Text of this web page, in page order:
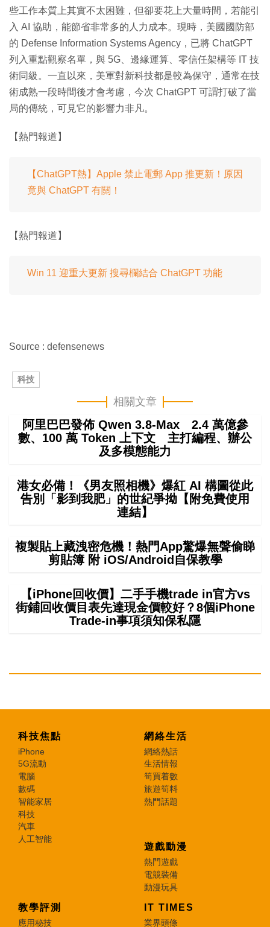
些工作本質上其實不太困難，但卻要花上大量時間，若能引
入 AI 協助，能節省非常多的人力成本。現時，美國國防部
的 Defense Information Systems Agency，已將 ChatGPT
列入重點觀察名單，與 5G、邊緣運算、零信任架構等 IT 技
術同級。一直以來，美軍對新科技都是較為保守，通常在技
術成熟一段時間後才會考慮，今次 ChatGPT 可謂打破了當
局的傳統，可見它的影響力非凡。
【熱門報道】
【ChatGPT熱】Apple 禁止電郵 App 推更新！原因
竟與 ChatGPT 有關！
【熱門報道】
Win 11 迎重大更新 搜尋欄結合 ChatGPT 功能
Source : defensenews
科技
相關文章
阿里巴巴發佈 Qwen 3.8-Max 2.4 萬億參
數、100 萬 Token 上下文 主打編程、辦公
及多模態能力
港女必備！《男友照相機》爆紅 AI 構圖從此
告別「影到我肥」的世紀爭拗【附免費使用
連結】
複製貼上藏洩密危機！熱門App驚爆無聲偷睇
剪貼簿 附 iOS/Android自保教學
【iPhone回收價】二手手機trade in官方vs
街鋪回收價目表先達現金價較好？8個iPhone
Trade-in事項須知保私隱
科技焦點
iPhone
5G流動
電腦
數碼
智能家居
科技
汽車
人工智能
網絡生活
網絡熱話
生活情報
筍買着數
旅遊筍料
熱門話題
遊戲動漫
熱門遊戲
電競裝備
動漫玩具
教學評測
應用秘技
IT TIMES
業界頭條